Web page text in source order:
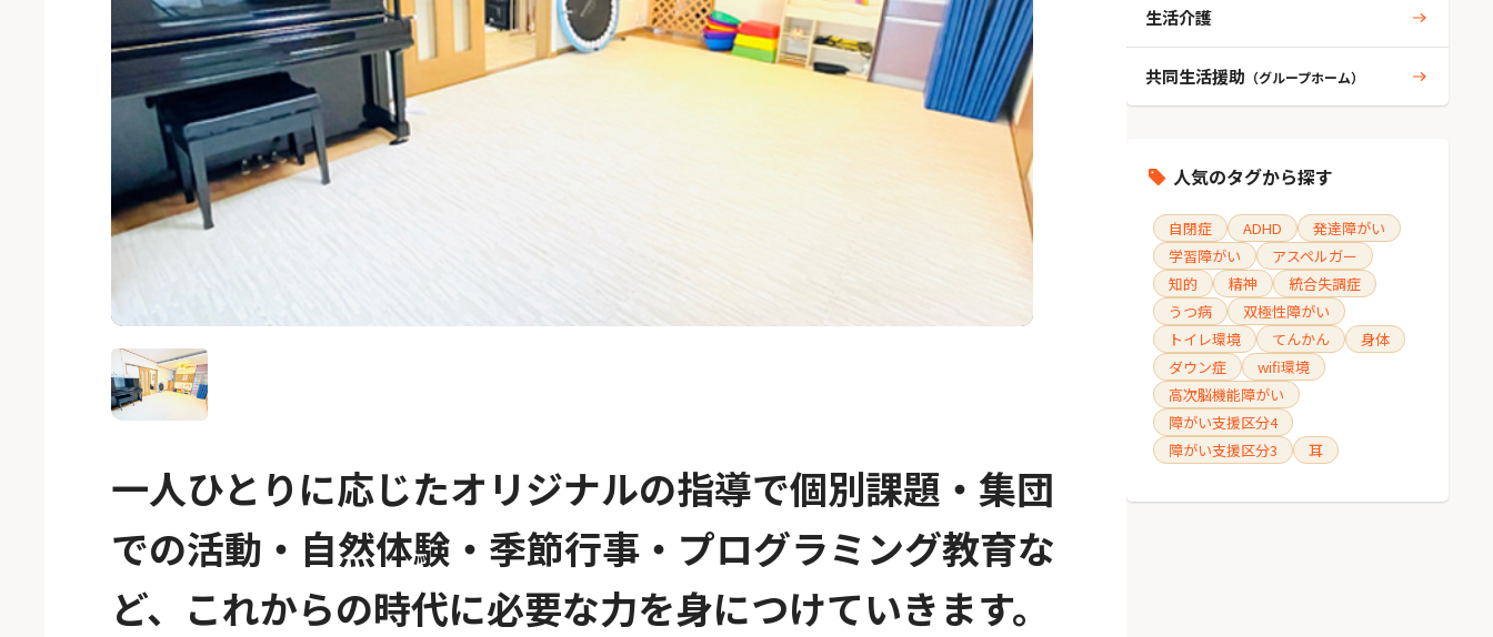
一人ひとりに応じたオリジナルの指導で個別課題・集団
での活動・自然体験・季節行事・プログラミング教育な
ど、これからの時代に必要な力を身につけていきます。
生活介護
共同生活援助 （グループホーム）
人気のタグから探す
自閉症 ADHD
発達障がい
学習障がい
アスペルガー
知的
精神
統合失調症
うつ病
双極性障がい
トイレ環境
てんかん
身体
ダウン症
wifi環境
高次脳機能障がい
障がい支援区分4
障がい支援区分3
耳